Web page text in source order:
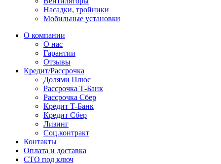
Насадки, тройники
Мобильные установки
О компании
О нас
Гарантии
Отзывы
Кредит/Рассрочка
Долями Плюс
Рассрочка Т-Банк
Рассрочка Сбер
Кредит Т-Банк
Кредит Сбер
Лизинг
Соц.контракт
Контакты
Оплата и доставка
СТО под ключ